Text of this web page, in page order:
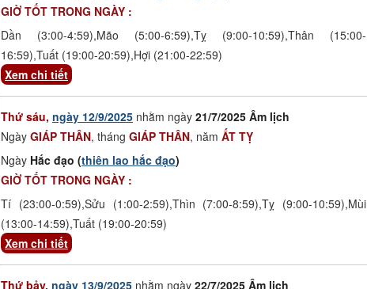
GIỜ TỐT TRONG NGÀY :
Dần (3:00-4:59),Mão (5:00-6:59),Tỵ (9:00-10:59),Thân (15:00-
16:59),Tuất (19:00-20:59),Hợi (21:00-22:59)
Xem chi tiết
Thứ sáu, ngày 12/9/2025 nhằm ngày 21/7/2025 Âm lịch
Ngày GIÁP THÂN, tháng GIÁP THÂN, năm ẤT TỴ
Ngày Hắc đạo (thiên lao hắc đạo)
GIỜ TỐT TRONG NGÀY :
Tí (23:00-0:59),Sửu (1:00-2:59),Thìn (7:00-8:59),Tỵ (9:00-10:59),Mùi
(13:00-14:59),Tuất (19:00-20:59)
Xem chi tiết
Thứ bảy, ngày 13/9/2025 nhằm ngày 22/7/2025 Âm lịch